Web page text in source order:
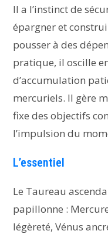
Il a l’instinct de
épargner et
pousser à des
pratique, il oscille
d’accumulation
mercuriels. Il gère
fixe des objectifs
l’impulsion du
L’essentiel
Le Taureau
papillonne :
légèreté, Vénus